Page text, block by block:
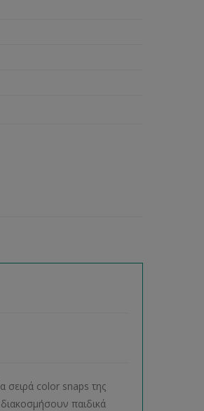
σειρά color snaps της
παιδικά